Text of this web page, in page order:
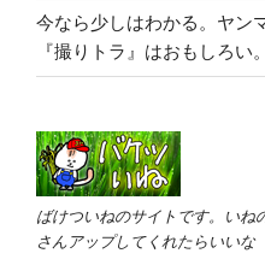
今なら少しはわかる。ヤン
『撮りトラ』はおもしろい
ばけついねのサイトです。いね
さんアップしてくれたらいいな